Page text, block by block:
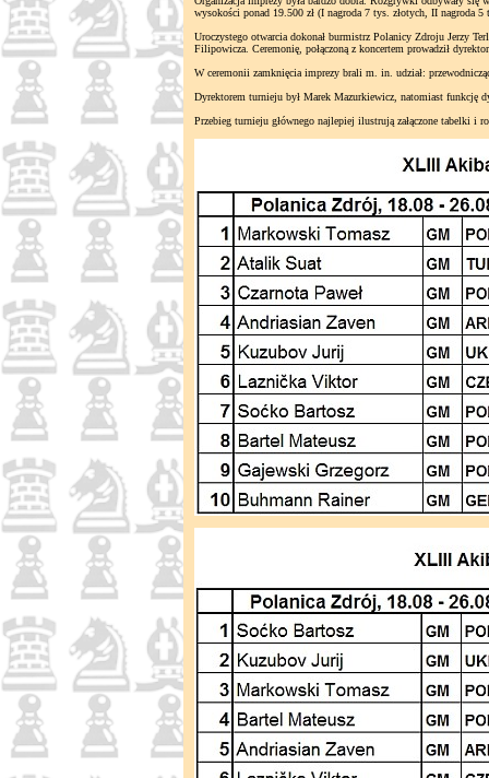
wysokości ponad 19.500 zł (I nagroda 7 tys. złotych, II nagroda
Uroczystego otwarcia dokonał burmistrz Polanicy Zdroju Jerzy
Filipowicza. Ceremonię, połączoną z koncertem prowadził
W ceremonii zamknięcia imprezy brali m. in. udział:
Dyrektorem turnieju był Marek Mazurkiewicz, natomiast funkcję
Przebieg turnieju głównego najlepiej ilustrują załączone tabelki i